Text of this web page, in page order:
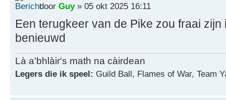
door Guy» 05 okt 2025 16:11
Een terugkeer van de Pike zou fraai
benieuwd
Là a'bhlàir's math na càirdean
Legers die ik speel: Guild Ball, Flames of War, Team